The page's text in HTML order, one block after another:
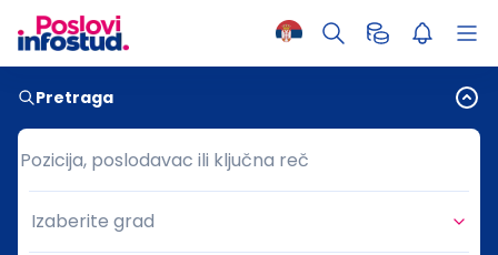
Pretraga
Pozicija, poslodavac ili ključna reč
Pozicija, poslodavac ili ključna reč
Grad
Izaberite grad